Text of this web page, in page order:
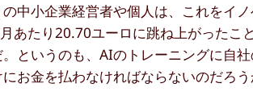
中小企業経営者や個人は、これをイ
あたり20.70ユーロに跳ね上がったこ
というのも、AIのトレーニングに自
お金を払わなければならないのだろう